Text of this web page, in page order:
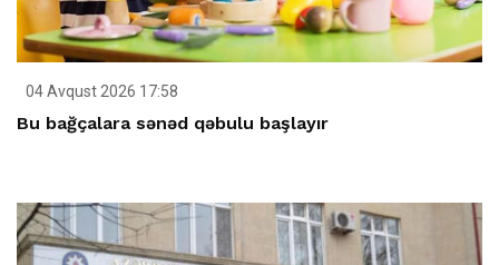
04 Avqust 2026 17:58
Bu bağçalara sənəd qəbulu başlayır